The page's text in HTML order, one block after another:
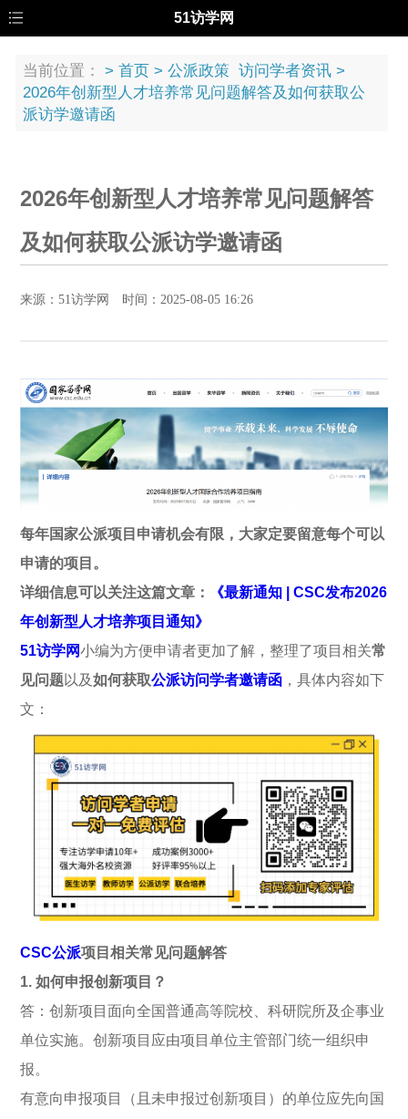
51访学网
当前位置： > 首页 > 公派政策 访问学者资讯 >
2026年创新型人才培养常见问题解答及如何获取公
派访学邀请函
2026年创新型人才培养常见问题解答
及如何获取公派访学邀请函
来源：51访学网 时间：2025-08-05 16:26
每年国家公派项目申请机会有限，大家定要留意每个可以
申请的项目 。
详细信息可以关注这篇文章：
《最新通知 | CSC发布2026
年创新型人才培养项目通知》
51访学网小编为方便申请者更加了解，整理了项目相关常
见问题以及如何获取公派访问学者邀请函 ，具体内容如下
文：
CSC公派项目相关常见问题解答
1. 如何申报创新项目？
答：创新项目面向全国普通高等院校、科研院所及企事业
单位实施。创新项目应由项目单位主管部门统一组织申
报。
有意向申报项目（且未申报过创新项目）的单位应先向国